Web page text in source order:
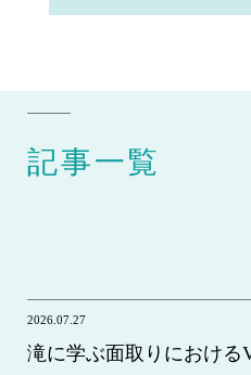
記事一覧
2026.07.27
滝に学ぶ面取りにおける